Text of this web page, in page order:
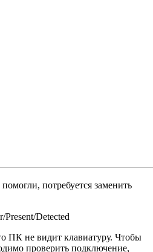
потребуется заменить
Detected
ПК не видит клавиатуру. Чтобы
проверить подключение,